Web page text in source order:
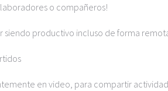
o compañeros!
siendo productivo incluso de forma
en video, para compartir